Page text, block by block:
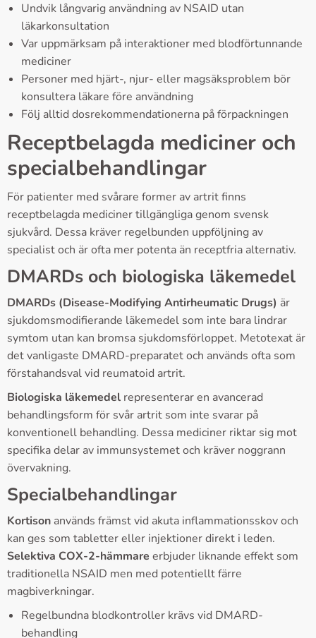
Undvik långvarig användning av NSAID utan
läkarkonsultation
Var uppmärksam på interaktioner med blodförtunnande
mediciner
Personer med hjärt-, njur- eller magsäksproblem bör
konsultera läkare före användning
Följ alltid dosrekommendationerna på förpackningen
Receptbelagda mediciner och
specialbehandlingar
För patienter med svårare former av artrit finns
receptbelagda mediciner tillgängliga genom svensk
sjukvård. Dessa kräver regelbunden uppföljning av
specialist och är ofta mer potenta än receptfria alternativ.
DMARDs och biologiska läkemedel
DMARDs (Disease-Modifying Antirheumatic Drugs) är
sjukdomsmodifierande läkemedel som inte bara lindrar
symtom utan kan bromsa sjukdomsförloppet. Metotexat är
det vanligaste DMARD-preparatet och används ofta som
förstahandsval vid reumatoid artrit.
Biologiska läkemedel representerar en avancerad
behandlingsform för svår artrit som inte svarar på
konventionell behandling. Dessa mediciner riktar sig mot
specifika delar av immunsystemet och kräver noggrann
övervakning.
Specialbehandlingar
Kortison används främst vid akuta inflammationsskov och
kan ges som tabletter eller injektioner direkt i leden.
Selektiva COX-2-hämmare erbjuder liknande effekt som
traditionella NSAID men med potentiellt färre
magbiverkningar.
Regelbundna blodkontroller krävs vid DMARD-
behandling